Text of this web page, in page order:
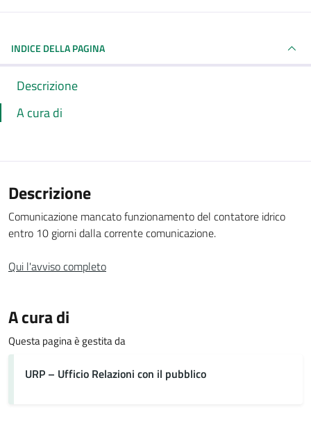
INDICE DELLA PAGINA
Descrizione
A cura di
Descrizione
Comunicazione mancato funzionamento del contatore idrico
entro 10 giorni dalla corrente comunicazione.
Qui l'avviso completo
A cura di
Questa pagina è gestita da
URP – Ufficio Relazioni con il pubblico